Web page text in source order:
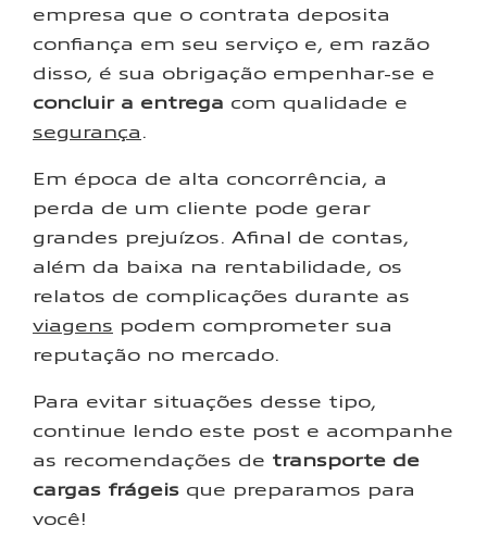
empresa que o contrata deposita
confiança em seu serviço e, em razão
disso, é sua obrigação empenhar-se e
concluir a entrega com qualidade e
segurança
Em época de alta concorrência, a
perda de um cliente pode gerar
grandes prejuízos. Afinal de contas,
além da baixa na rentabilidade, os
relatos de complicações durante as
viagens podem comprometer sua
reputação no mercado.
Para evitar situações desse tipo,
continue lendo este post e acompanhe
as recomendações de transporte de
cargas frágeis que preparamos para
você!